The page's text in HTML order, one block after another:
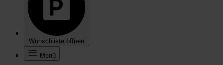
Wunschliste öffnen
Menü